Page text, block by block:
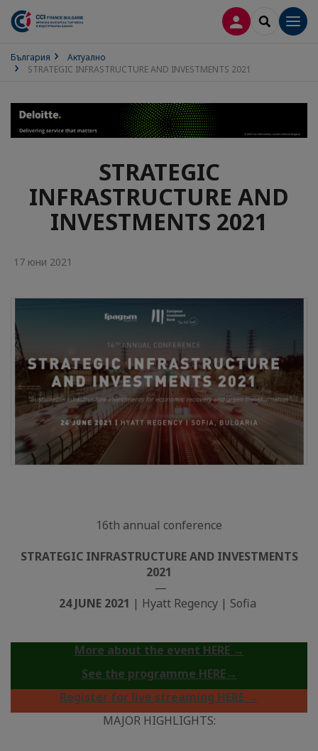
ВХОД ВSEARCH
България
Актуално
STRATEGIC INFRASTRUCTURE AND INVESTMENTS 2021
STRATEGIC
INFRASTRUCTURE AND
INVESTMENTS 2021
17 юни 2021
16th annual conference
STRATEGIC INFRASTRUCTURE AND INVESTMENTS
2021
—
24 JUNE 2021 | Hyatt Regency | Sofia
More about the event HERE →
See the programme HERE→
Register for live streaming HERE →
MAJOR HIGHLIGHTS: